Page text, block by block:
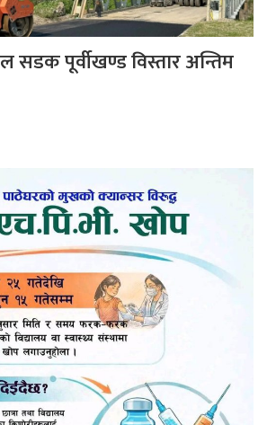
सडक पूर्वीखण्ड विस्तार अन्तिम